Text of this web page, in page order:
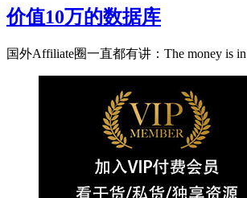
价值10万的数据库
国外Affiliate圈一直都有讲：The money is in